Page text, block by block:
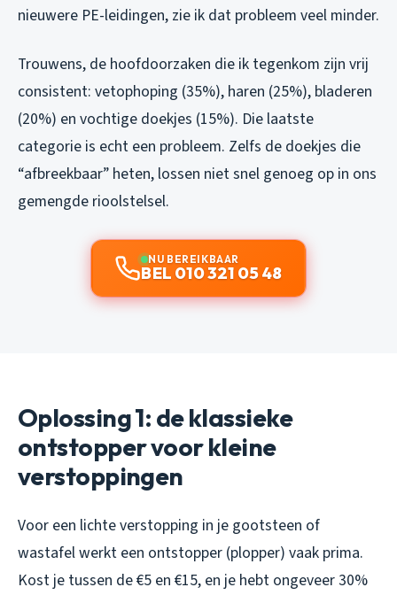
nieuwere PE-leidingen, zie ik dat probleem veel minder.
Trouwens, de hoofdoorzaken die ik tegenkom zijn vrij
consistent: vetophoping (35%), haren (25%), bladeren
(20%) en vochtige doekjes (15%). Die laatste
categorie is echt een probleem. Zelfs de doekjes die
“afbreekbaar” heten, lossen niet snel genoeg op in ons
gemengde rioolstelsel.
NU BEREIKBAAR
BEL 010 321 05 48
Oplossing 1: de klassieke
ontstopper voor kleine
verstoppingen
Voor een lichte verstopping in je gootsteen of
wastafel werkt een ontstopper (plopper) vaak prima.
Kost je tussen de €5 en €15, en je hebt ongeveer 30%